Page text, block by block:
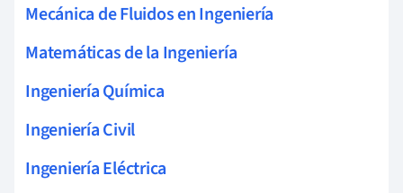
Mecánica de Fluidos en Ingeniería
Matemáticas de la Ingeniería
Ingeniería Química
Ingeniería Civil
Ingeniería Eléctrica